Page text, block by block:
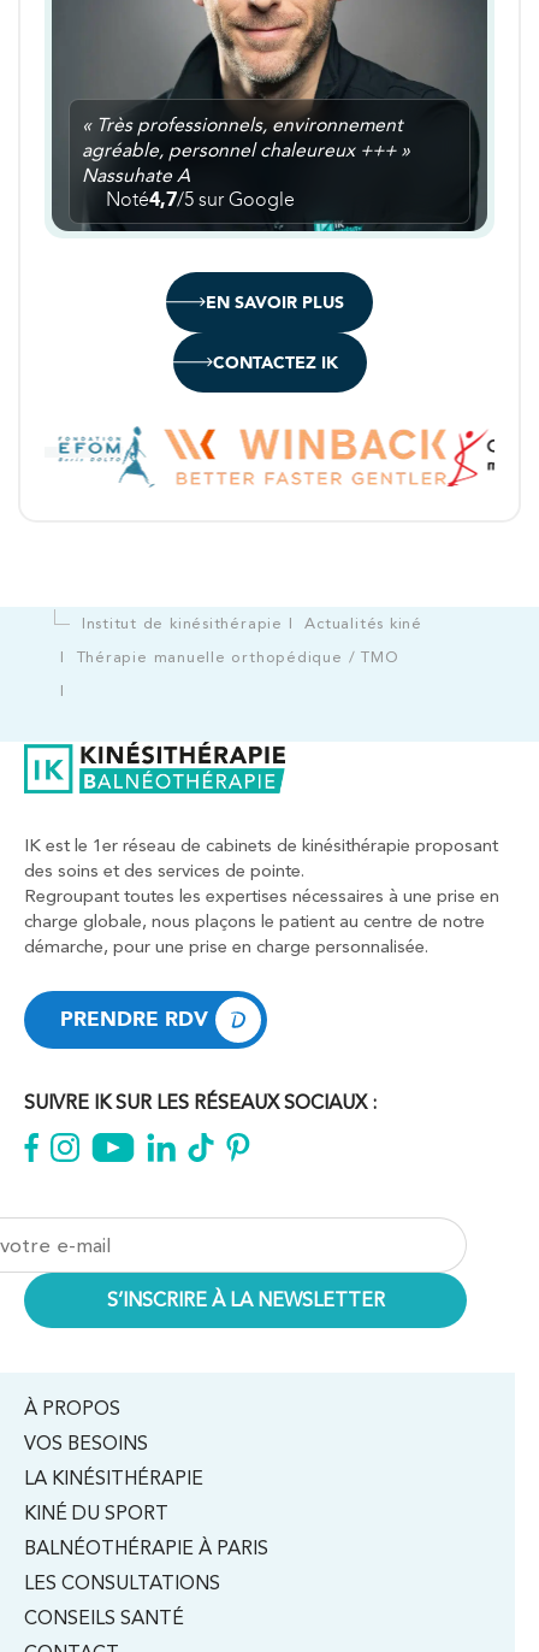
EN SAVOIR PLUS
CONTACTEZ IK
« Très professionnels, environnement
agréable, personnel chaleureux +++ »
Nassuhate A
Noté4,7/5 sur Google
Institut de kinésithérapie
Actualités kiné
Thérapie manuelle orthopédique / TMO
IK est le 1er réseau de cabinets de kinésithérapie proposant
des soins et des services de pointe.
Regroupant toutes les expertises nécessaires à une prise en
charge globale, nous plaçons le patient au centre de notre
démarche, pour une prise en charge personnalisée.
PRENDRE RDV
SUIVRE IK SUR LES RÉSEAUX SOCIAUX :
À PROPOS
VOS BESOINS
LA KINÉSITHÉRAPIE
KINÉ DU SPORT
BALNÉOTHÉRAPIE À PARIS
LES CONSULTATIONS
CONSEILS SANTÉ